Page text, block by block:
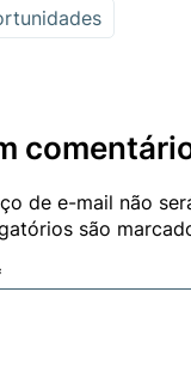
de e-mail não
são